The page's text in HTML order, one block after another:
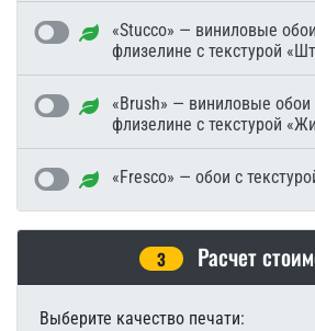
«Stucco» — виниловые
флизелине с текстурой
«Brush» — виниловые обои
флизелине с текстурой
«Fresco» — обои с
3 Расчет
Выберите качество печати: